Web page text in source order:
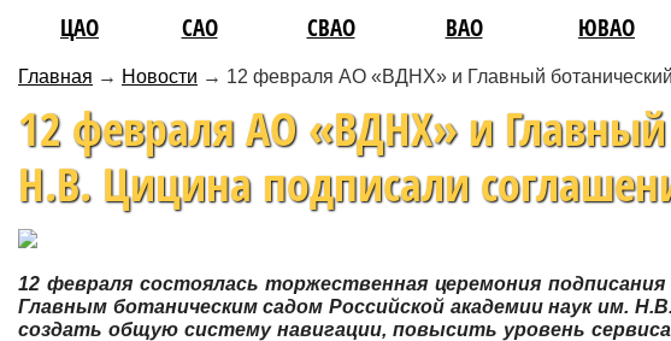
ЦАО САО СВАО ВАО ЮВАО
Главная → Новости → 12 февраля АО «ВДНХ» и Главный
12 февраля АО «ВДНХ» и
Н.В. Цицина подписали
12 февраля состоялась торжественная церемония
Главным ботаническим садом Российской академии наук им.
создать общую систему навигации, повысить уровень